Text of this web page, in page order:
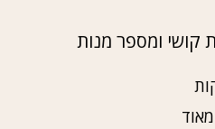
קושי ומספר מנות